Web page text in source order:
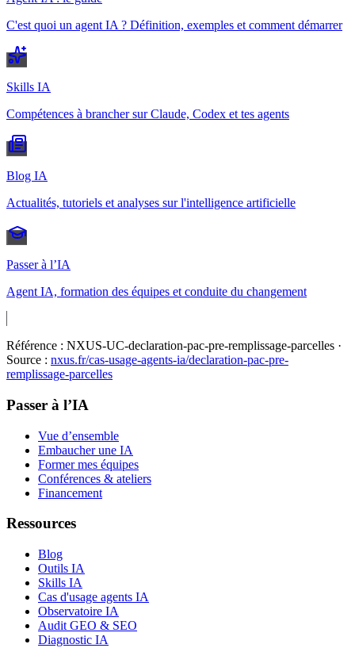
C'est quoi un agent IA ? Définition, exemples et comment démarrer
Skills IA
Compétences à brancher sur Claude, Codex et tes agents
Blog IA
Actualités, tutoriels et analyses sur l'intelligence artificielle
Passer à l’IA
Agent IA, formation des équipes et conduite du changement
Référence : NXUS-UC-declaration-pac-pre-remplissage-parcelles ·
Source : nxus.fr/cas-usage-agents-ia/declaration-pac-pre-
remplissage-parcelles
Passer à l’IA
Vue d’ensemble
Embaucher une IA
Former mes équipes
Conférences & ateliers
Financement
Ressources
Blog
Outils IA
Skills IA
Cas d'usage agents IA
Observatoire IA
Audit GEO & SEO
Diagnostic IA